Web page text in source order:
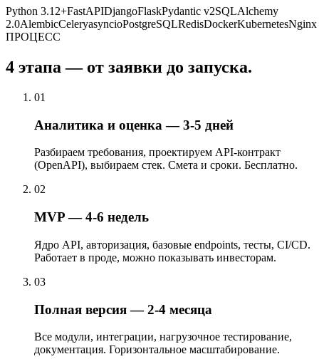
Python 3.12+FastAPIDjangoFlaskPydantic v2SQLAlchemy
2.0AlembicCeleryasyncioPostgreSQLRedisDockerKubernetesNginx
ПРОЦЕСС
4 этапа — от заявки до запуска.
01
Аналитика и оценка — 3-5 дней
Разбираем требования, проектируем API-контракт
(OpenAPI), выбираем стек. Смета и сроки. Бесплатно.
02
MVP — 4-6 недель
Ядро API, авторизация, базовые endpoints, тесты, CI/CD.
Работает в проде, можно показывать инвесторам.
03
Полная версия — 2-4 месяца
Все модули, интеграции, нагрузочное тестирование,
документация. Горизонтальное масштабирование.